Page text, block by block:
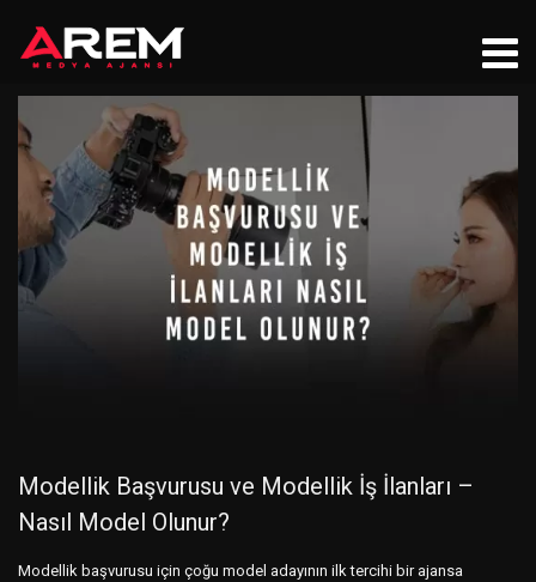
Modellik Başvurusu ve Modellik İş İlanları –
Nasıl Model Olunur?
Modellik başvurusu için çoğu model adayının ilk tercihi bir ajansa